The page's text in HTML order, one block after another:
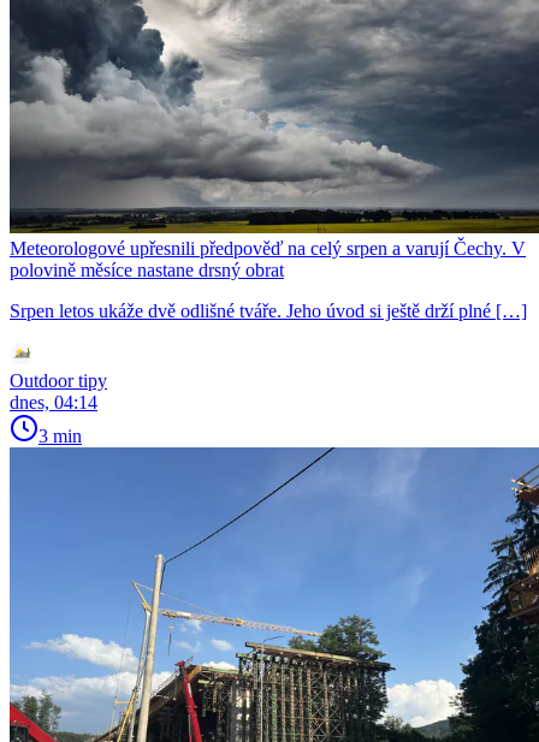
Meteorologové upřesnili předpověď na celý srpen a varují Čechy. V
polovině měsíce nastane drsný obrat
Srpen letos ukáže dvě odlišné tváře. Jeho úvod si ještě drží plné […]
Outdoor tipy
dnes, 04:14
3 min